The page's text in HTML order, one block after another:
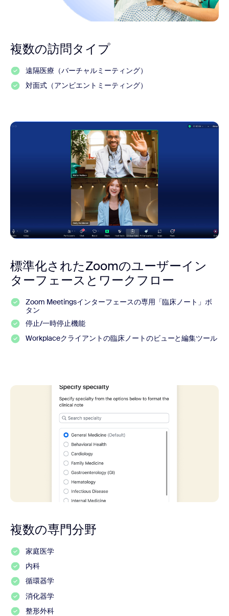
複数の訪問タイプ
遠隔医療（バーチャルミーティング）
対面式（アンビエントミーティング）
標準化されたZoomのユーザーイン
ターフェースとワークフロー
Zoom Meetingsインターフェースの専用「臨床ノート」ボ
タン
停止/一時停止機能
Workplaceクライアントの臨床ノートのビューと編集ツール
複数の専門分野
家庭医学
内科
循環器学
消化器学
整形外科